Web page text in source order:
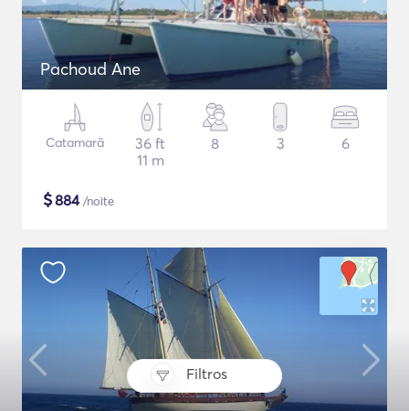
Filtros
Pachoud Ane
Catamarã
36 ft
11 m
8 3 6
$884/noite